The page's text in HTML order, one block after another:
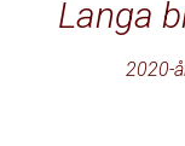
Langa
2020-